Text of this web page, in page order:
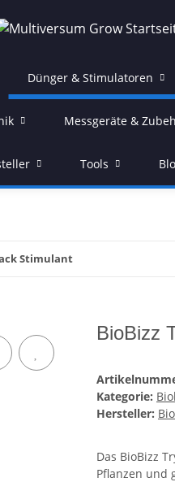
Dünger & Stimulatoren
Messgeräte &
Tools
Stimulant
BioBizz
Kategorie:
Hersteller:
Das BioBizz
Pflanzen und